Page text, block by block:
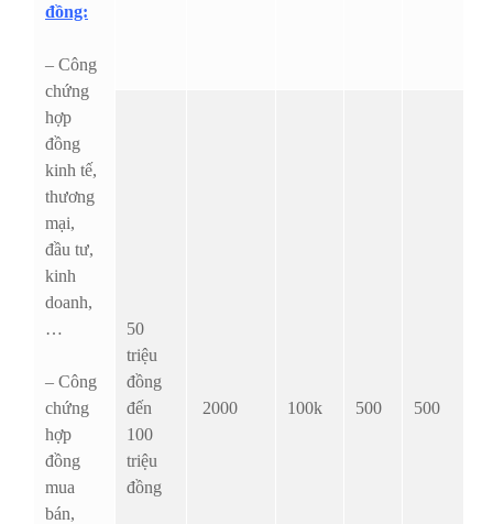
đồng:
– Công
chứng
hợp
đồng
kinh tế,
thương
mại,
đầu tư,
kinh
doanh,
…
– Công
chứng
hợp
đồng
mua
bán,
50
triệu
đồng
đến
100
triệu
đồng
2000 100k 500 500